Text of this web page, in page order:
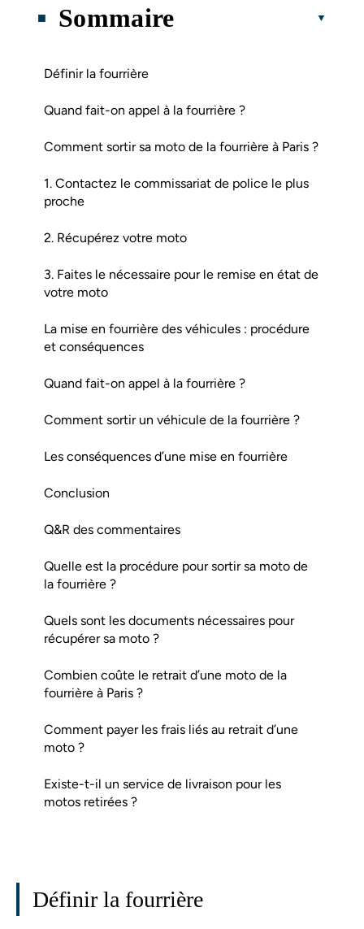
Sommaire
Définir la fourrière
Quand fait-on appel à la fourrière ?
Comment sortir sa moto de la fourrière à Paris ?
1. Contactez le commissariat de police le plus
proche
2. Récupérez votre moto
3. Faites le nécessaire pour le remise en état de
votre moto
La mise en fourrière des véhicules : procédure
et conséquences
Quand fait-on appel à la fourrière ?
Comment sortir un véhicule de la fourrière ?
Les conséquences d’une mise en fourrière
Conclusion
Q&R des commentaires
Quelle est la procédure pour sortir sa moto de
la fourrière ?
Quels sont les documents nécessaires pour
récupérer sa moto ?
Combien coûte le retrait d’une moto de la
fourrière à Paris ?
Comment payer les frais liés au retrait d’une
moto ?
Existe-t-il un service de livraison pour les
motos retirées ?
Définir la fourrière